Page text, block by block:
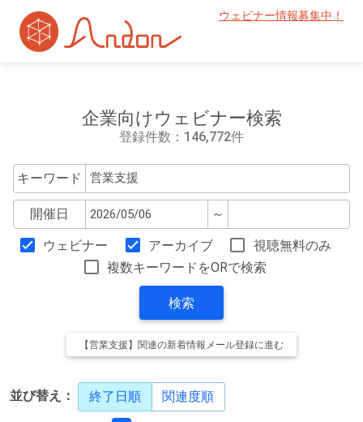
ウェビナー情報募集中！
企業向けウェビナー検索
登録件数：146,772件
キーワード
開催日 ～
ウェビナー アーカイブ
視聴無料のみ
複数キーワードをORで検索
検索
【営業支援】関連の新着情報メール登録に進む
並び替え： 終了日順 関連度順